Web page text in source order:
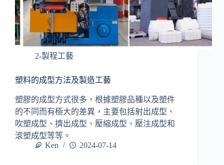
2-製程工藝
塑料的成型方法及製造工藝
塑膠的成型方式很多，根據塑膠品種以及塑件
的不同而有極大的差異，主要包括射出成型、
吹塑成型、擠出成型、壓縮成型、壓注成型和
滾塑成型等等。
Ken
2024-07-14